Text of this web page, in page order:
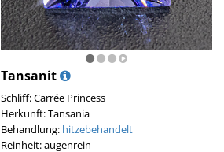
Tansanit
Schliff: Carrée Princess
Herkunft: Tansania
Behandlung: hitzebehandelt
Reinheit: augenrein